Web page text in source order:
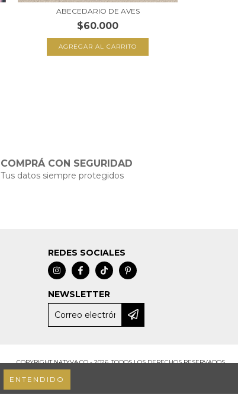
ENTENDIDO
ABECEDARIO DE AVES
$60.000
AGREGAR AL CARRITO
COMPRÁ CON SEGURIDAD
Tus datos siempre protegidos
REDES SOCIALES
NEWSLETTER
COPYRIGHT NATYVA.CO - 2026. TODOS LOS DERECHOS RESERVADOS.